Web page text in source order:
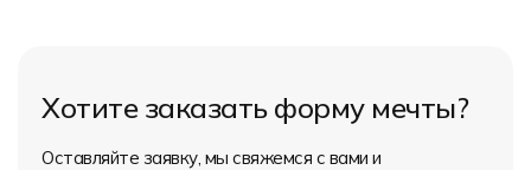
Хотите заказать форму мечты?
Оставляйте заявку, мы свяжемся с вами и